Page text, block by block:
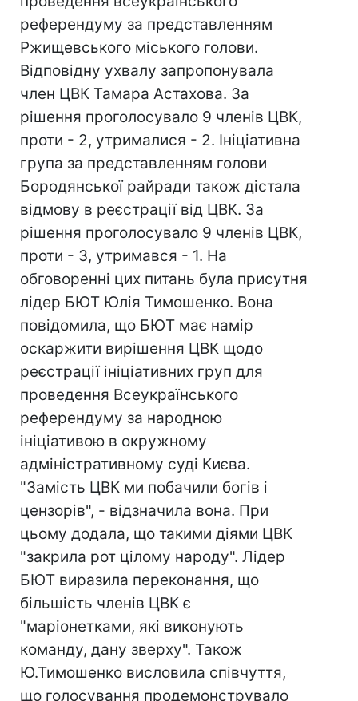
референдуму за представленням
Ржищевського міського голови.
Відповідну ухвалу запропонувала
член ЦВК Тамара Астахова. За
рішення проголосувало 9 членів ЦВК,
проти - 2, утрималися - 2. Ініціативна
група за представленням голови
Бородянської райради також дістала
відмову в реєстрації від ЦВК. За
рішення проголосувало 9 членів ЦВК,
проти - 3, утримався - 1. На
обговоренні цих питань була присутня
лідер БЮТ Юлія Тимошенко. Вона
повідомила, що БЮТ має намір
оскаржити вирішення ЦВК щодо
реєстрації ініціативних груп для
проведення Всеукраїнського
референдуму за народною
ініціативою в окружному
адміністративному суді Києва.
"Замість ЦВК ми побачили богів і
цензорів", - відзначила вона. При
цьому додала, що такими діями ЦВК
"закрила рот цілому народу". Лідер
БЮТ виразила переконання, що
більшість членів ЦВК є
"маріонетками, які виконують
команду, дану зверху". Також
Ю.Тимошенко висловила співчуття,
що голосування продемонструвало